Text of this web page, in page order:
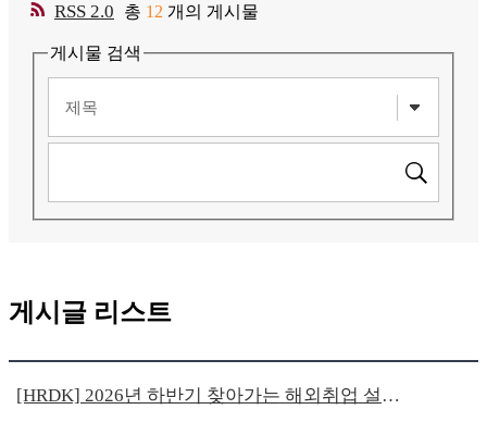
RSS 2.0 총 12 개의 게시물
게시물 검색
게시글 리스트
[HRDK] 2026년 하반기 찾아가는 해외취업 설명회(월드잡플러스)